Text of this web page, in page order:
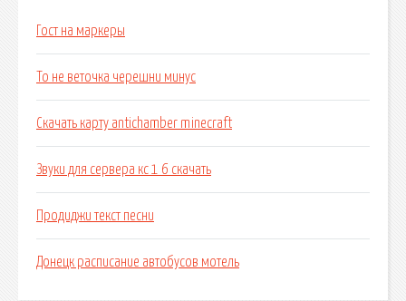
Гост на маркеры
То не веточка черешни минус
Скачать карту antichamber minecraft
Звуки для сервера кс 1 6 скачать
Продиджи текст песни
Донецк расписание автобусов мотель